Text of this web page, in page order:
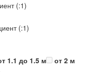
(:1)
(:1)
1.1 до 1.5 м
от 2 м